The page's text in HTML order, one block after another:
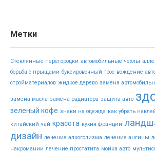
Метки
Стеклянные перегородки автомобильные чехлы
борьба с прыщами буксировочный трос вождение
стройматериалов жидкое дерево замена
замена масла замена радиатора защита авто
зеленый кофе знаки на одежде как убрать
китайский чай красота кухня франции
дизайн лечение алкоголизма лечение ангины
накромании лечение простатита мойка авто